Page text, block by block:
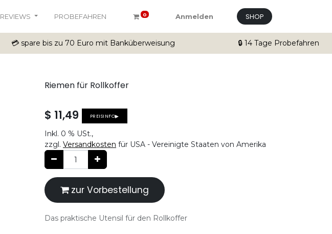
REVIEWS PROBEFAHREN 0 Anmelden SHOP
💳 spare bis zu 70 Euro mit Banküberweisung 🔒 14 Tage Probefahren
Riemen für Rollkoffer
$ 11,49 PREISINFO▶
Inkl. 0 % USt.,
zzgl. Versandkosten für USA - Vereinigte Staaten von Amerika
zur Vorbestellung
Das praktische Utensil für den Rollkoffer